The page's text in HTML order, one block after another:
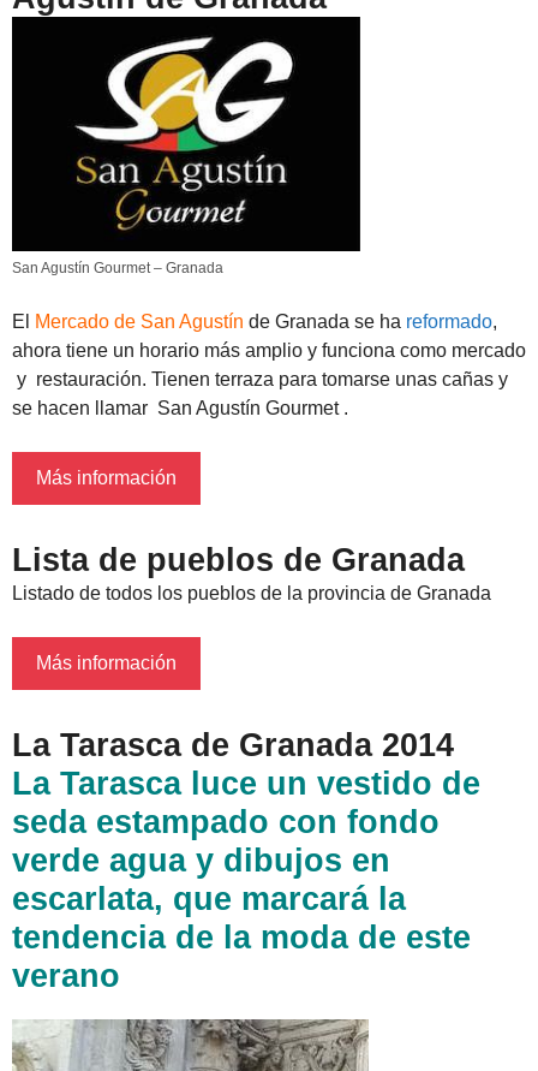
San Agustín Gourmet – Granada
El Mercado de San Agustín de Granada se ha reformado,
ahora tiene un horario más amplio y funciona como mercado
y restauración. Tienen terraza para tomarse unas cañas y
se hacen llamar San Agustín Gourmet .
Más información
Lista de pueblos de Granada
Listado de todos los pueblos de la provincia de Granada
Más información
La Tarasca de Granada 2014
La Tarasca luce un vestido de
seda estampado con fondo
verde agua y dibujos en
escarlata, que marcará la
tendencia de la moda de este
verano